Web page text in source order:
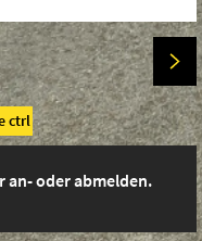
ctrl
an- oder abmelden.